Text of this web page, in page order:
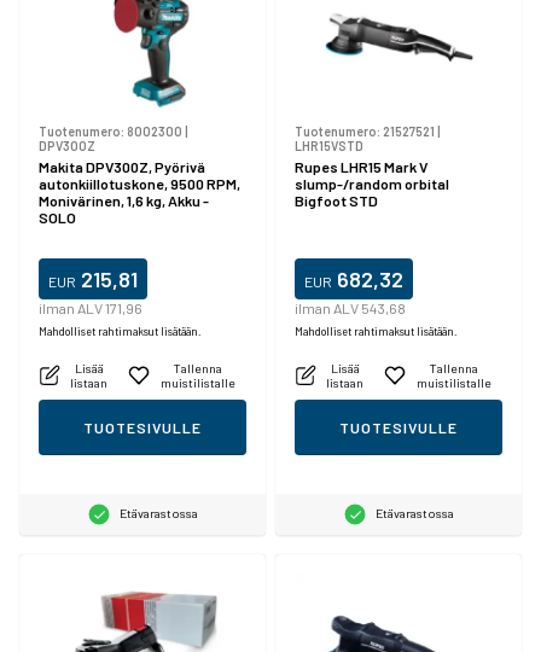
Tuotenumero: 8002300 |
DPV300Z
Makita DPV300Z, Pyörivä
autonkiillotuskone, 9500 RPM,
Monivärinen, 1,6 kg, Akku -
SOLO
EUR 215,81
ilman ALV 171,96
Mahdolliset rahtimaksut lisätään.
Lisää
listaan
Tallenna
muistilistalle
TUOTESIVULLE
Etävarastossa
Tuotenumero: 21527521 |
LHR15VSTD
Rupes LHR15 Mark V
slump-/random orbital
Bigfoot STD
EUR 682,32
ilman ALV 543,68
Mahdolliset rahtimaksut lisätään.
Lisää
listaan
Tallenna
muistilistalle
TUOTESIVULLE
Etävarastossa